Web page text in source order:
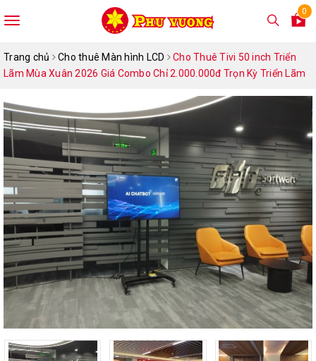
Toggle
0
Trang chủ Cho thuê Màn hình LCD
Cho Thuê Tivi 50 inch Triển
Lãm Mùa Xuân 2026 Giá Combo Chỉ 2.000.000đ Trọn Kỳ Triển Lãm